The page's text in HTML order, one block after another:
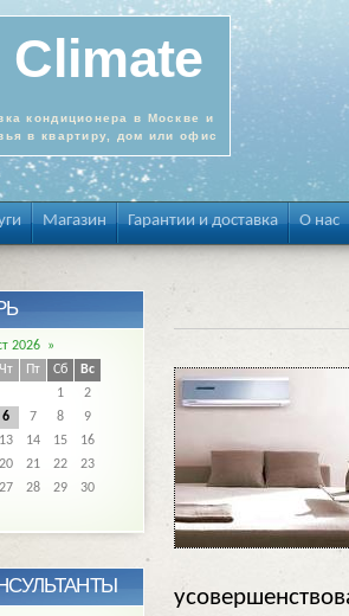
Climate
кондиционера в Москве и
в квартиру, дом или офис
Магазин Гарантии и доставка О нас
2026 »
Чт Пт Сб
Вс
1
2
6 7 8
9
13 14 15
16
20 21 22
23
27 28 29
30